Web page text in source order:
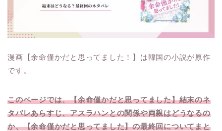
漫画【余命僅かだと思ってました！】は韓国の小説が原作
です。
このページでは、【余命僅かだと思ってました】結末のネ
タバレあらすじ、アスラハンとの関係や両親はどうなるの
か、【余命僅かだと思ってました】の最終回についてまと